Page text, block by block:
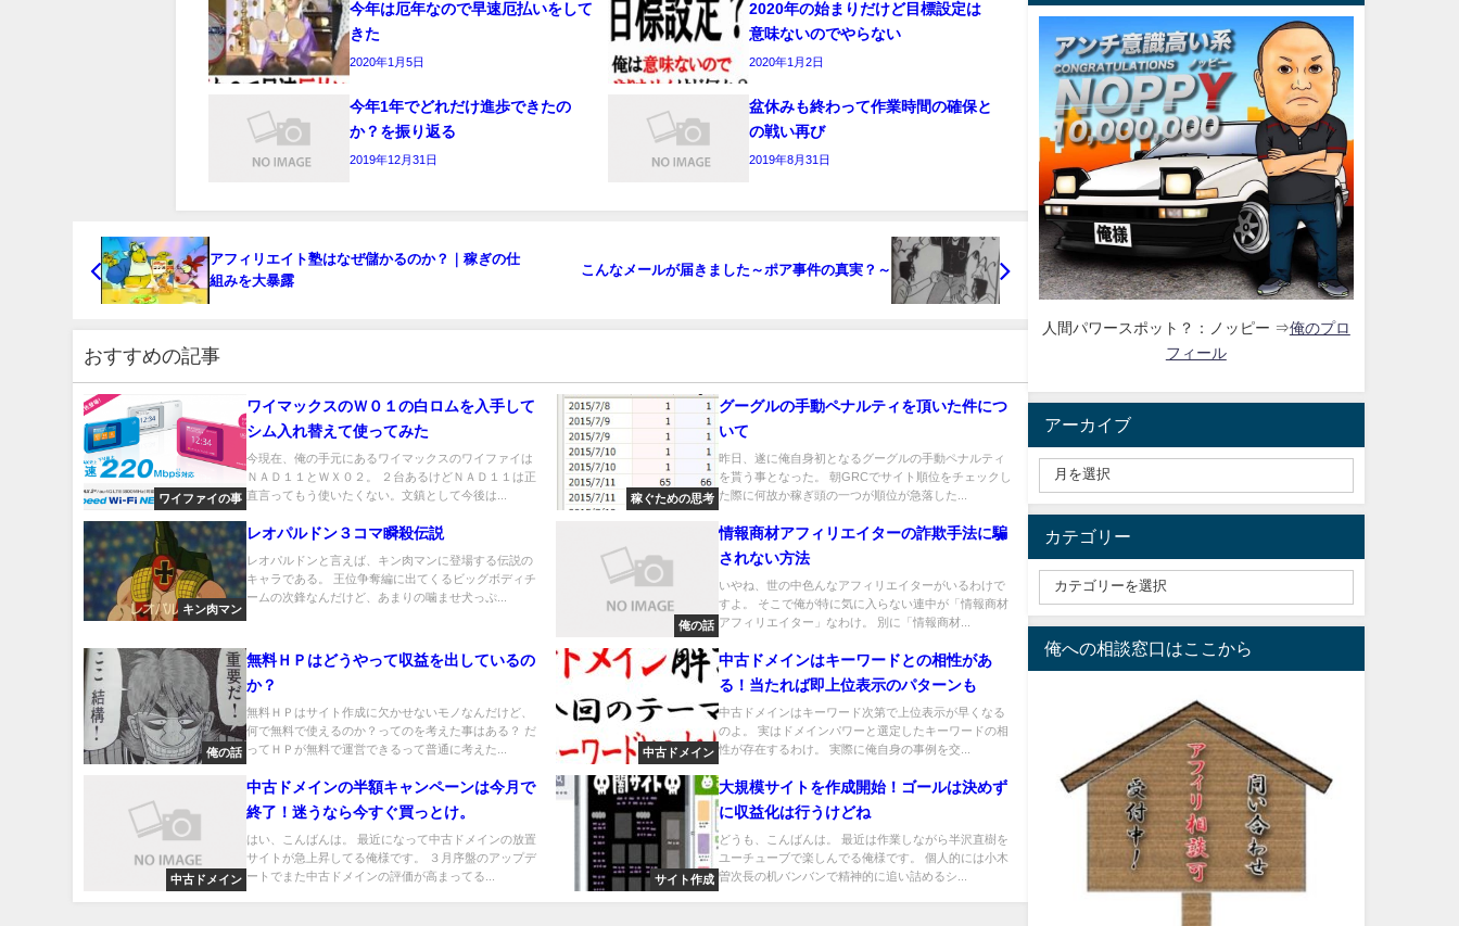
今年は厄年なので早速厄払いをして
きた
2020年1月5日
2020年の始まりだけど目標設定は
意味ないのでやらない
2020年1月2日
今年1年でどれだけ進歩できたの
か？を振り返る
2019年12月31日
盆休みも終わって作業時間の確保と
の戦い再び
2019年8月31日
アフィリエイト塾はなぜ儲かるのか？｜稼ぎの仕
組みを大暴露
こんなメールが届きました～ポア事件の真実？～
おすすめの記事
ワイファイの事
ワイマックスのＷ０１の白ロムを入手して
シム入れ替えて使ってみた
今現在、俺の手元にあるワイマックスのワイファイは
ＮＡＤ１１とＷＸ０２。 ２台あるけどＮＡＤ１１は正
直言ってもう使いたくない。文鎮として今後は...
稼ぐための思考
グーグルの手動ペナルティを頂いた件につ
いて
昨日、遂に俺自身初となるグーグルの手動ペナルティ
を貰う事となった。 朝GRCでサイト順位をチェックし
た際に何故か稼ぎ頭の一つが順位が急落した...
キン肉マン
レオパルドン３コマ瞬殺伝説
レオパルドンと言えば、キン肉マンに登場する伝説の
キャラである。 王位争奪編に出てくるビッグボディチ
ームの次鋒なんだけど、あまりの噛ませ犬っぷ...
俺の話
情報商材アフィリエイターの詐欺手法に騙
されない方法
いやね、世の中色んなアフィリエイターがいるわけで
すよ。 そこで俺が特に気に入らない連中が「情報商材
アフィリエイター」なわけ。 別に「情報商材...
俺の話
無料ＨＰはどうやって収益を出しているの
か？
無料ＨＰはサイト作成に欠かせないモノなんだけど、
何で無料で使えるのか？ってのを考えた事はある？ だ
ってＨＰが無料で運営できるって普通に考えた...
中古ドメイン
中古ドメインはキーワードとの相性があ
る！当たれば即上位表示のパターンも
中古ドメインはキーワード次第で上位表示が早くなる
のよ。 実はドメインパワーと選定したキーワードの相
性が存在するわけ。 実際に俺自身の事例を交...
中古ドメイン
中古ドメインの半額キャンペーンは今月で
終了！迷うなら今すぐ買っとけ。
はい、こんばんは。 最近になって中古ドメインの放置
サイトが急上昇してる俺様です。 ３月序盤のアップデ
ートでまた中古ドメインの評価が高まってる...
サイト作成
大規模サイトを作成開始！ゴールは決めず
に収益化は行うけどね
どうも、こんばんは。 最近は作業しながら半沢直樹を
ユーチューブで楽しんでる俺様です。 個人的には小木
曽次長の机バンバンで精神的に追い詰めるシ...
人間パワースポット？：ノッピー ⇒俺のプロ
フィール
アーカイブ
カテゴリー
俺への相談窓口はここから